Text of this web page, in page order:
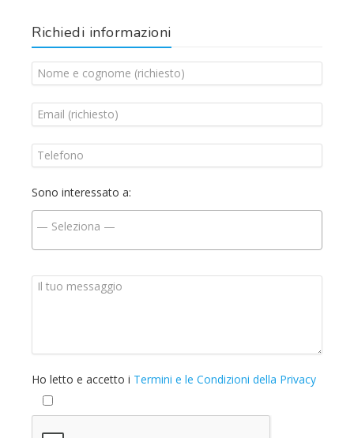
Richiedi informazioni
Sono interessato a:
Ho letto e accetto i Termini e le Condizioni della Privacy